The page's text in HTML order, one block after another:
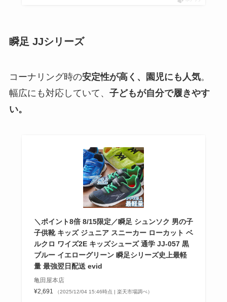
瞬足 JJシリーズ
コーナリング時の安定性が高く、園児にも人気。
幅広にも対応していて、 子どもが自分で履きやす
い。
＼ポイント8倍 8/15限定／瞬足 シュンソク 男の子
子供靴 キッズ ジュニア スニーカー ローカット ベ
ルクロ ワイズ2E キッズシューズ 通学 JJ-057 黒
ブルー イエローグリーン 瞬足シリーズ史上最軽
量 最強翌日配送 evid
亀田屋本店
¥2,691
（2025/12/04 15:46時点 | 楽天市場調べ）